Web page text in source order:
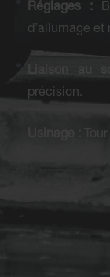
Réglages :
d’allumage et
Liaison au
précision.